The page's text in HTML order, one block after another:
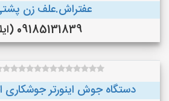
عفتراش.علف زن
09185131839 (ایلام)
دستگاه جوش اینورتر جوشکاری